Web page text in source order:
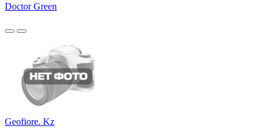
Doctor Green
Geofiore. Kz